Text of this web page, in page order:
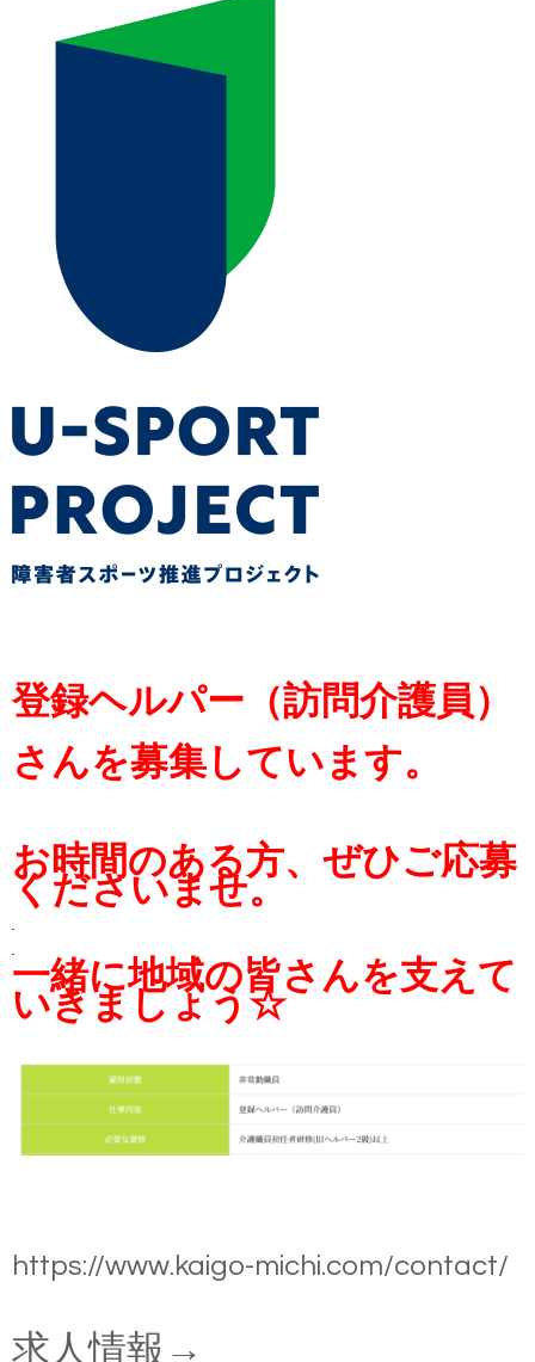
登録ヘルパー（訪問介護員）
さんを募集しています。
お時間のある方、ぜひご応募
くださいませ。
一緒に地域の皆さんを支えて
いきましょう☆
https://www.kaigo-michi.com/contact/
求人情報→